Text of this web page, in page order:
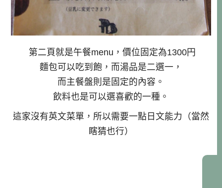
第二頁就是午餐menu，價位固定為1300円
麵包可以吃到飽，而湯品是二選一，
而主餐盤則是固定的內容。
飲料也是可以選喜歡的一種。
這家沒有英文菜單，所以需要一點日文能力（當然
瞎猜也行）